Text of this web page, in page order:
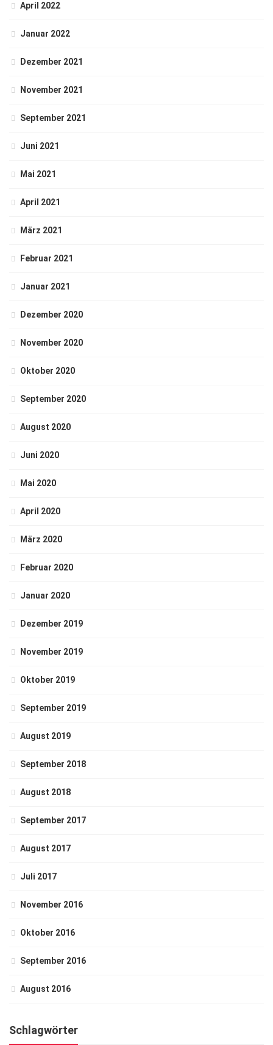
April 2022
Januar 2022
Dezember 2021
November 2021
September 2021
Juni 2021
Mai 2021
April 2021
März 2021
Februar 2021
Januar 2021
Dezember 2020
November 2020
Oktober 2020
September 2020
August 2020
Juni 2020
Mai 2020
April 2020
März 2020
Februar 2020
Januar 2020
Dezember 2019
November 2019
Oktober 2019
September 2019
August 2019
September 2018
August 2018
September 2017
August 2017
Juli 2017
November 2016
Oktober 2016
September 2016
August 2016
Schlagwörter